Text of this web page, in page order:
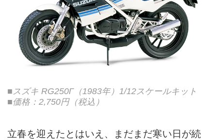
■スズキ RG250Γ（1983年）1/12スケールキット
■価格：2,750円（税込）
立春を迎えたとはいえ、まだまだ寒い日が続